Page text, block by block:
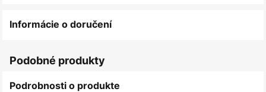
Informácie o doručení
Podobné produkty
Podrobnosti o produkte